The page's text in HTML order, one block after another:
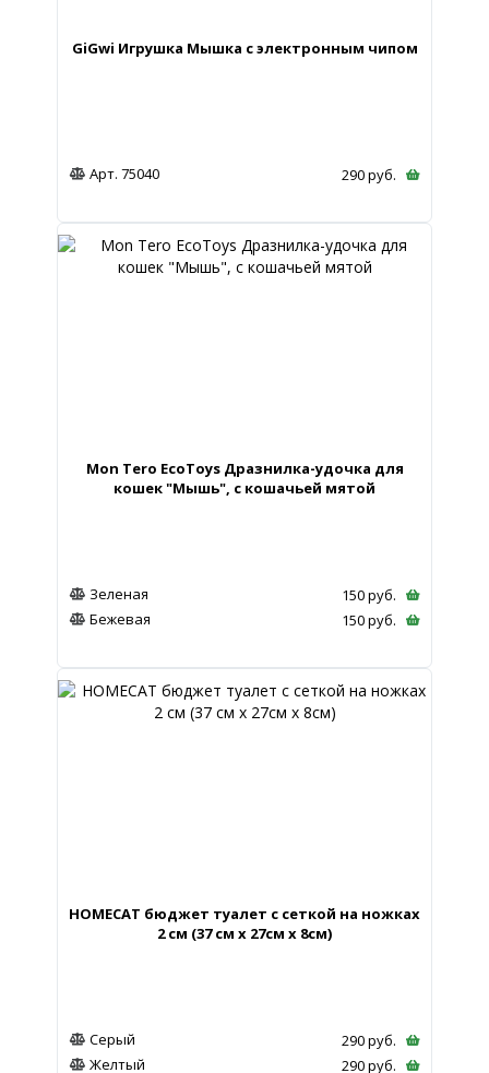
GiGwi Игрушка Мышка с электронным чипом
Арт. 75040 290руб.
Mon Tero EcoToys Дразнилка-удочка для
кошек "Мышь", с кошачьей мятой
Зеленая 150руб.
Бежевая
150руб.
HOMECAT бюджет туалет с сеткой на ножках
2 см (37 см х 27см х 8см)
Серый 290руб.
Желтый
290руб.